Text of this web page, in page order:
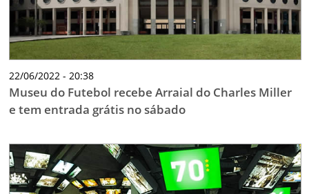
22/06/2022 - 20:38
Museu do Futebol recebe Arraial do Charles Miller
e tem entrada grátis no sábado